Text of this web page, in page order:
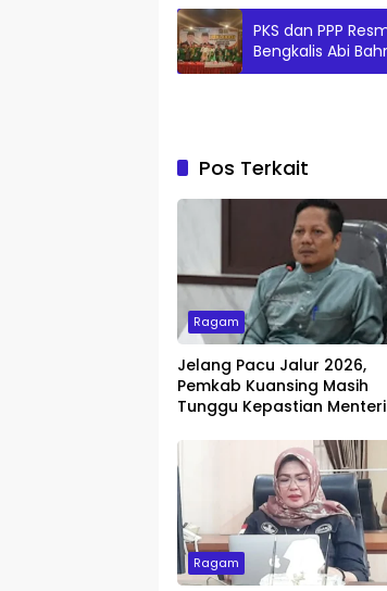
PKS dan PPP
Bengkalis Abi
Pos Terkait
Ragam
Jelang Pacu Jalur 2026,
Pemkab Kuansing Masih
Tunggu Kepastian Menteri
Ragam